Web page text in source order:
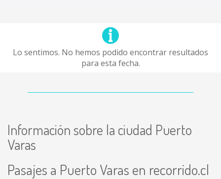
Lo sentimos. No hemos podido encontrar resultados
para esta fecha.
Información sobre la ciudad Puerto
Varas
Pasajes a Puerto Varas en recorrido.cl